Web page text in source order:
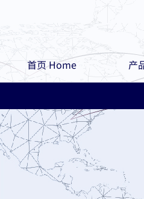
首页 Home 产